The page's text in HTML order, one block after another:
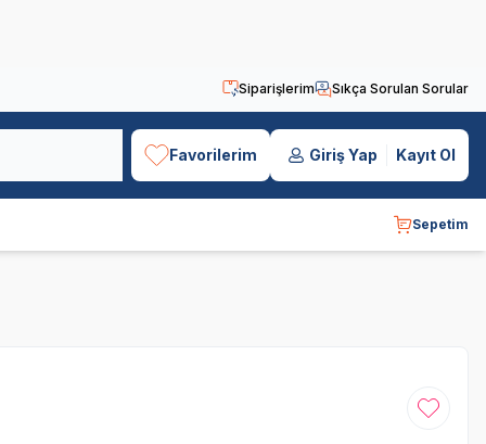
Siparişlerim Sıkça Sorulan Sorular
Favorilerim Giriş Yap Kayıt Ol
Sepetim
Favoriye